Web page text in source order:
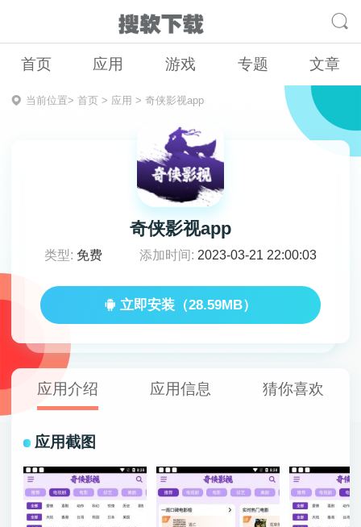
首页 应用 游戏 专题 文章
当前位置> 首页> 应用 > 奇侠影视app
奇侠影视app
类型: 免费 添加时间: 2023-03-21 22:00:03
立即安装（28.59MB）
应用介绍 应用信息 猜你喜欢
应用截图